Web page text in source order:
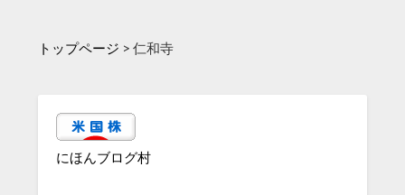
トップページ >仁和寺
にほんブログ村